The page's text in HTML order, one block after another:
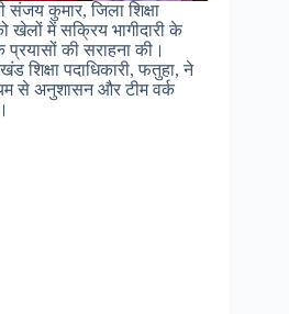
कुमार, जिला शिक्षा
खेलों में सक्रिय भागीदारी के
की सराहना की।
शिक्षा पदाधिकारी, फतुहा, ने
से अनुशासन और टीम वर्क